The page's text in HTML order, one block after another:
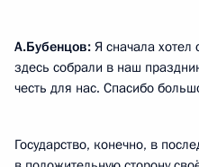
А.Бубенцов: Я сначала хотел
здесь собрали в наш
честь для нас. Спасибо
Государство, конечно, в